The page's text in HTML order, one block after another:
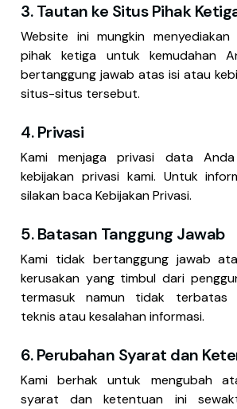
3. Tautan ke Situs Pihak
Website ini mungkin
pihak ketiga untuk kemudahan
bertanggung jawab atas isi atau
situs-situs tersebut.
4. Privasi
Kami menjaga privasi data
kebijakan privasi kami. Untuk
silakan baca Kebijakan Privasi.
5. Batasan Tanggung Jawab
Kami tidak bertanggung jawab
kerusakan yang timbul dari
termasuk namun tidak terbatas
teknis atau kesalahan informasi.
6. Perubahan Syarat dan
Kami berhak untuk mengubah
syarat dan ketentuan ini